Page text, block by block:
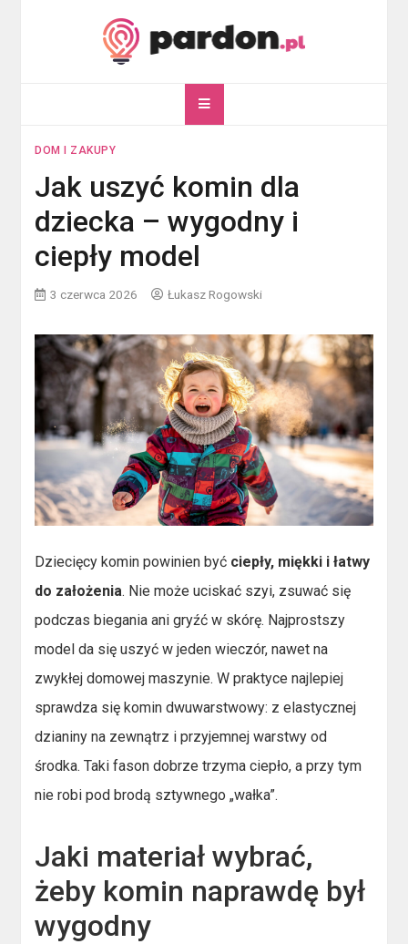
pardon.pl
DOM I ZAKUPY
Jak uszyć komin dla
dziecka – wygodny i
ciepły model
3 czerwca 2026 Łukasz Rogowski
Dziecięcy komin powinien być ciepły, miękki i łatwy
do założenia. Nie może uciskać szyi, zsuwać się
podczas biegania ani gryźć w skórę. Najprostszy
model da się uszyć w jeden wieczór, nawet na
zwykłej domowej maszynie. W praktyce najlepiej
sprawdza się komin dwuwarstwowy: z elastycznej
dzianiny na zewnątrz i przyjemnej warstwy od
środka. Taki fason dobrze trzyma ciepło, a przy tym
nie robi pod brodą sztywnego „wałka”.
Jaki materiał wybrać,
żeby komin naprawdę był
wygodny